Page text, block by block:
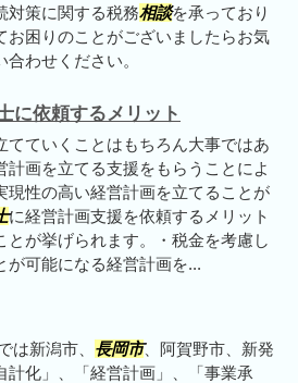
対策に関する税務相談を承っており
お困りのことがございましたらお気
わせください。
に依頼するメリット
てていくことはもちろん大事ではあ
計画を立てる支援をもらうことによ
現性の高い経営計画を立てることが
に経営計画支援を依頼するメリット
とが挙げられます。・税金を考慮し
が可能になる経営計画を...
は新潟市、 長岡市、阿賀野市、新発
計化」、「経営計画」、「事業承